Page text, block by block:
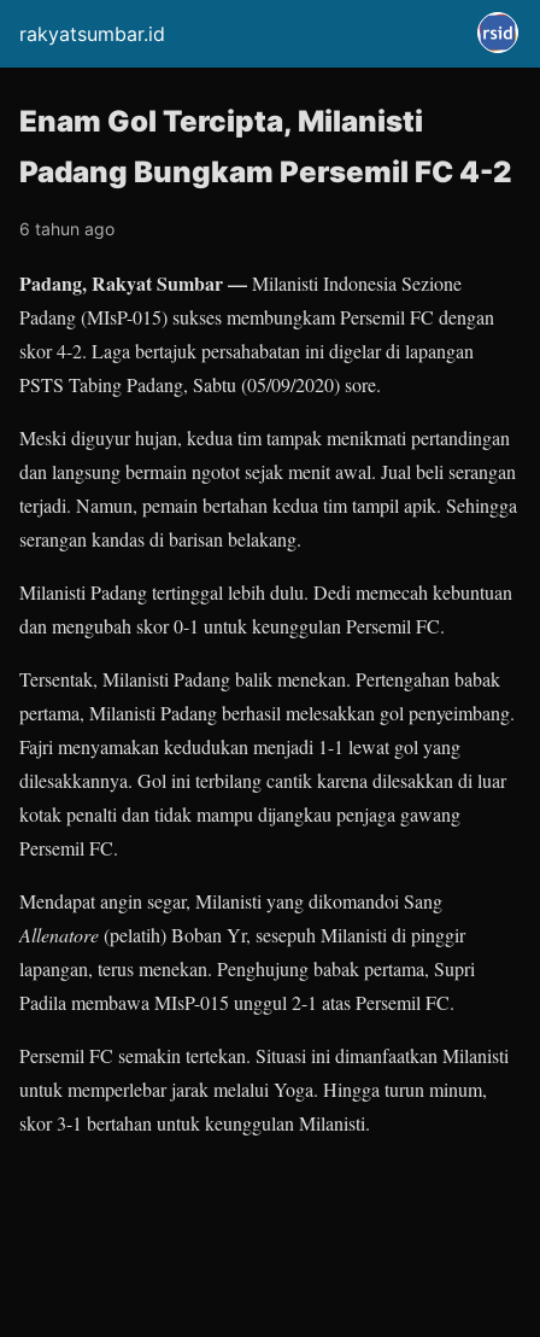
rakyatsumbar.id
Enam Gol Tercipta, Milanisti
Padang Bungkam Persemil FC 4-2
6 tahun ago
Padang, Rakyat Sumbar —Milanisti Indonesia Sezione
Padang (MIsP-015) sukses membungkam Persemil FC dengan
skor 4-2. Laga bertajuk persahabatan ini digelar di lapangan
PSTS Tabing Padang, Sabtu (05/09/2020) sore.
Meski diguyur hujan, kedua tim tampak menikmati pertandingan
dan langsung bermain ngotot sejak menit awal. Jual beli serangan
terjadi. Namun, pemain bertahan kedua tim tampil apik. Sehingga
serangan kandas di barisan belakang.
Milanisti Padang tertinggal lebih dulu. Dedi memecah kebuntuan
dan mengubah skor 0-1 untuk keunggulan Persemil FC.
Tersentak, Milanisti Padang balik menekan. Pertengahan babak
pertama, Milanisti Padang berhasil melesakkan gol penyeimbang.
Fajri menyamakan kedudukan menjadi 1-1 lewat gol yang
dilesakkannya. Gol ini terbilang cantik karena dilesakkan di luar
kotak penalti dan tidak mampu dijangkau penjaga gawang
Persemil FC.
Mendapat angin segar, Milanisti yang dikomandoi Sang
Allenatore(pelatih) Boban Yr, sesepuh Milanisti di pinggir
lapangan, terus menekan. Penghujung babak pertama, Supri
Padila membawa MIsP-015 unggul 2-1 atas Persemil FC.
Persemil FC semakin tertekan. Situasi ini dimanfaatkan Milanisti
untuk memperlebar jarak melalui Yoga. Hingga turun minum,
skor 3-1 bertahan untuk keunggulan Milanisti.